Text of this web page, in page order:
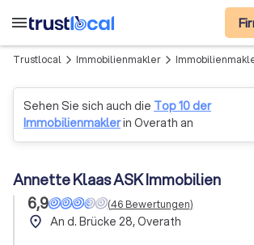
menu
Trustlocal arrow_forward_ios Immobilienmakler arrow_forward_ios
Sehen Sie sich auch die Top 10 der
Immobilienmaklerin Overath an
Annette Klaas ASK Immobilien
6,9
(46Bewertungen)
place An d. Brücke 28, Overath